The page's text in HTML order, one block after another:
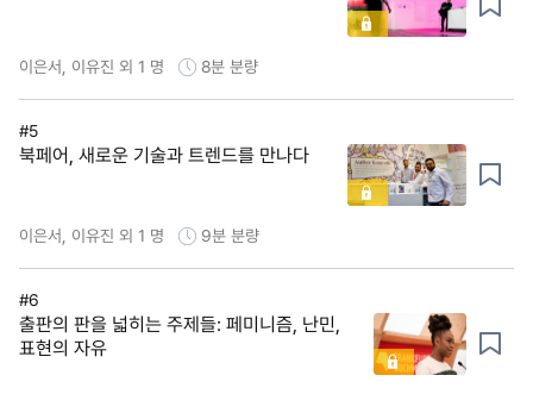
이은서, 이유진 외 1 명 8분 분량
#5
북페어, 새로운 기술과 트렌드를 만나다
이은서, 이유진 외 1 명 9분 분량
#6
출판의 판을 넓히는 주제들: 페미니즘, 난민,
표현의 자유